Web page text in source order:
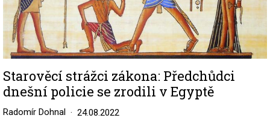
Starověcí strážci zákona: Předchůdci
dnešní policie se zrodili v Egyptě
Radomír Dohnal 24.08.2022